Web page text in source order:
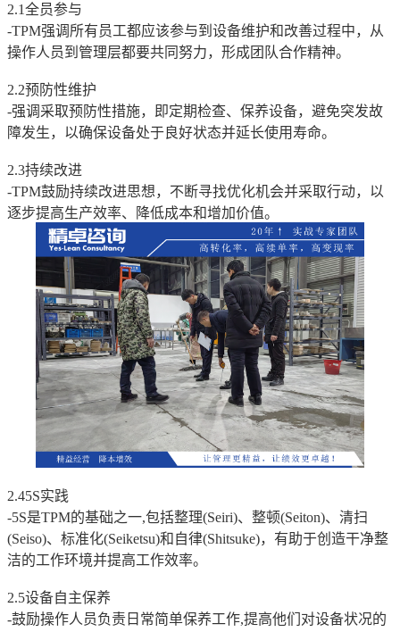
2.1全员参与
-TPM强调所有员工都应该参与到设备维护和改善过程中，从
操作人员到管理层都要共同努力，形成团队合作精神。
2.2预防性维护
-强调采取预防性措施，即定期检查、保养设备，避免突发故
障发生，以确保设备处于良好状态并延长使用寿命。
2.3持续改进
-TPM鼓励持续改进思想，不断寻找优化机会并采取行动，以
逐步提高生产效率、降低成本和增加价值。
2.45S实践
-5S是TPM的基础之一,包括整理(Seiri)、整顿(Seiton)、清扫
(Seiso)、标准化(Seiketsu)和自律(Shitsuke)，有助于创造干净整
洁的工作环境并提高工作效率。
2.5设备自主保养
-鼓励操作人员负责日常简单保养工作,提高他们对设备状况的